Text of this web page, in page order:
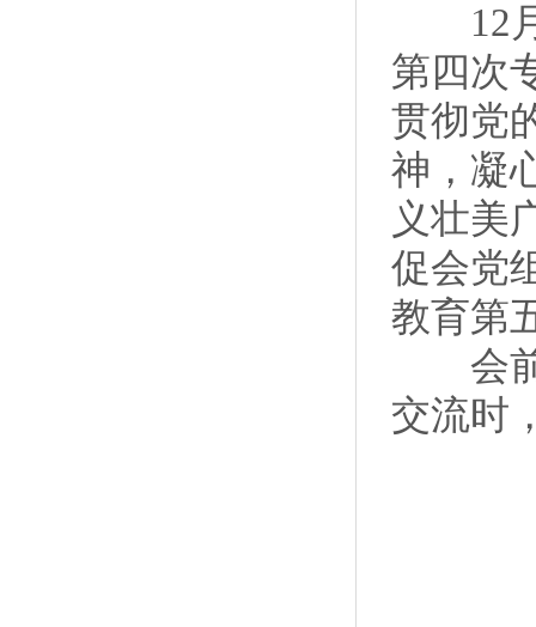
12月
第四次
贯彻党
神，凝
义壮美
促会党
教育第
会前
交流时